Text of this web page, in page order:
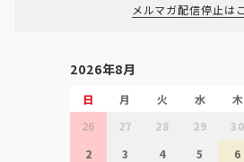
メルマガ配信停止は
2026年8月
日 月 火 水 木
26
27 28 29 30
2
3 4 5 6